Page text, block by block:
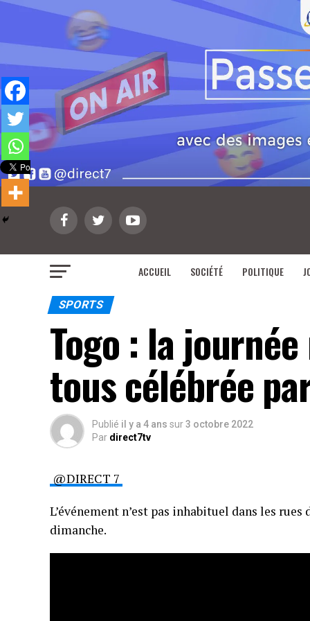
ACCUEIL SOCIÉTÉ POLITIQUE
SPORTS
Togo : la
tous célébrée
Publié il y a 4 ans sur3 octobre 2022
Par direct7tv
@DIRECT 7
L’événement n’est pas inhabituel dans les
dimanche.